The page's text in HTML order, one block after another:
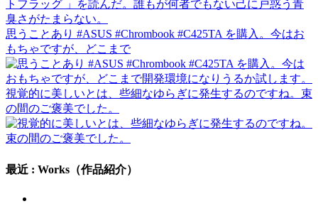
思うことあり #ASUS #Chrombook #C425TA を購入。今はお
もちゃですが、どこまで
視覚的に美しいとは、些細なゆらぎに発生するのですね。束
の間のご褒美でした。
最近 : Works（作品紹介）